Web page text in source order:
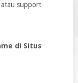
atau support
di Situs